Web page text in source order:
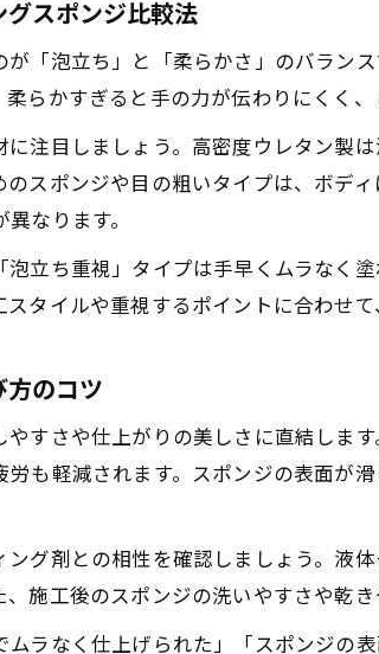
代用スポンジと専用スポンジを賢く使
り込みで差がつくカーコーティングの極
カーコーティング塗り込みで差を出
コーティング塗り込みスポンジ選び
ガラスコーティング用スポンジでムラ
スポンジの種類で変わるカーコーテ
スポンジ比較法
「泡立ち」と「柔らかさ」のバラン
らかすぎると手の力が伝わりにくく
注目しましょう。高密度ウレタン製
スポンジや目の粗いタイプは、ボデ
なります。
立ち重視」タイプは手早くムラなく
タイルや重視するポイントに合わせ
のコツ
すさや仕上がりの美しさに直結しま
も軽減されます。スポンジの表面が
グ剤との相性を確認しましょう。液
施工後のスポンジの洗いやすさや乾
ラなく仕上げられた」「スポンジの